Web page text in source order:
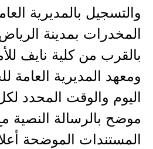
والتسجيل بالمديرية
المخدرات بمدينة
بالقرب من كلية نايف
ومعهد المديرية
اليوم والوقت المحدد
موضح بالرسالة النصية
المستندات الموضحة